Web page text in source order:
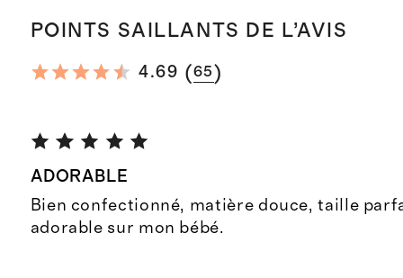
POINTS SAILLANTS DE L’AVIS
4.69 (65 )
ADORABLE
Bien confectionné, matière douce, taille
adorable sur mon bébé.